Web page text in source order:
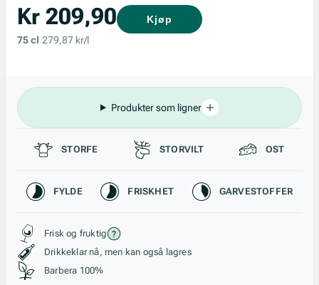
Kr 209,90
75 cl 279,87 kr/l
Kjøp
Produkter som ligner
Passer til
STORFE STORVILT OST
Karakteristikk
FYLDE FRISKHET GARVESTOFFER
Stil, lagring og råstoff
Frisk og fruktig
Drikkeklar nå, men kan også lagres
Barbera 100%